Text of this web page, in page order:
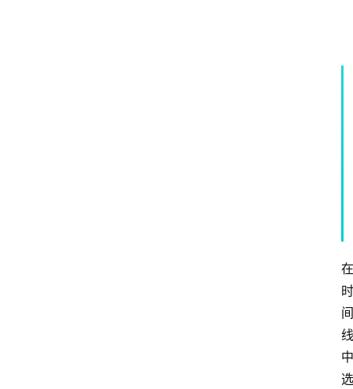
在
时
间
线
中
选